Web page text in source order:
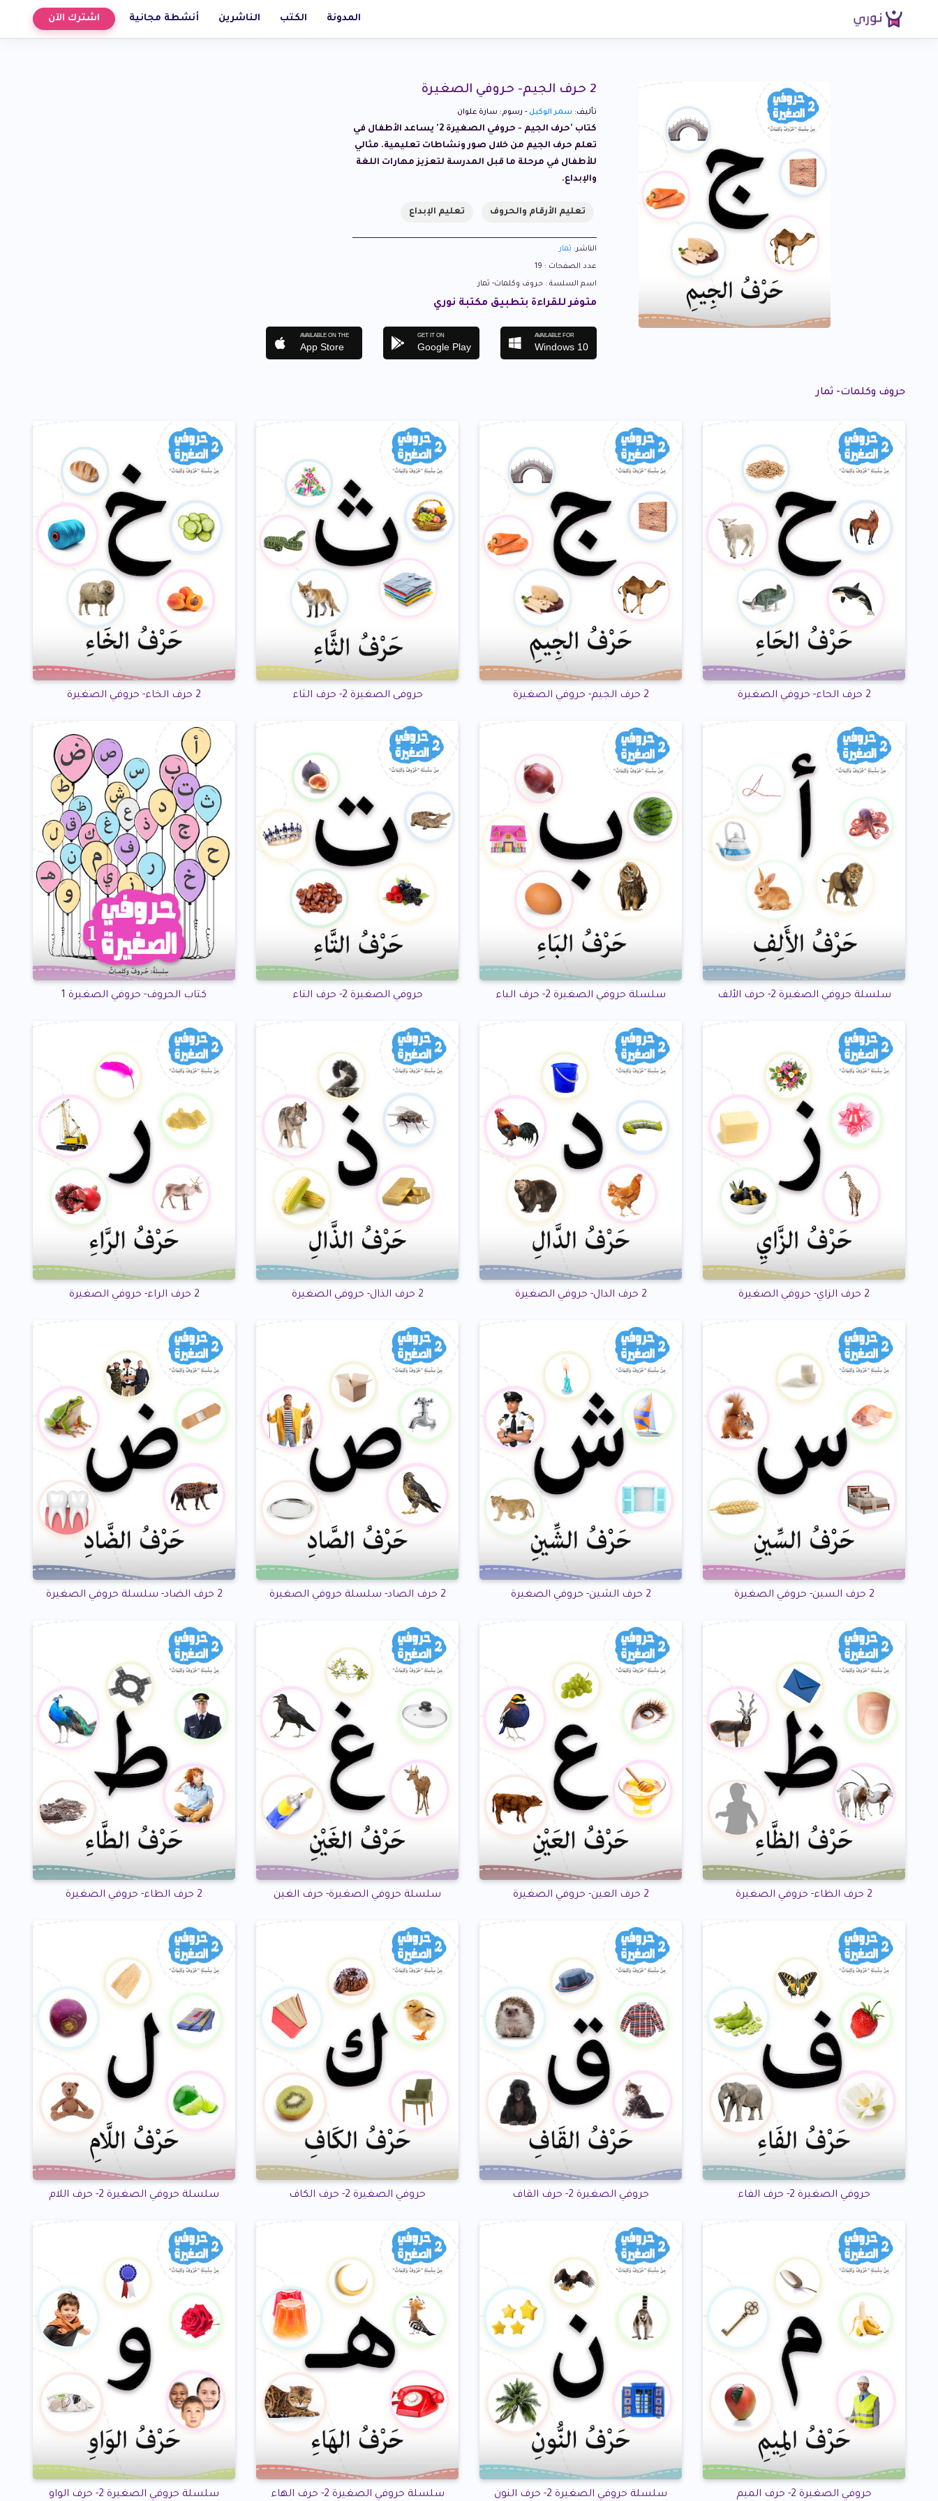
المدونة الكتب الناشرين أنشطة مجانية اشترك الآن
2 حرف الجيم- حروفي الصغيرة
تأليف: سمر الوكيل - رسوم: سارة علوان
كتاب 'حرف الجيم - حروفي الصغيرة 2' يساعد الأطفال في
تعلم حرف الجيم من خلال صور ونشاطات تعليمية. مثالي
للأطفال في مرحلة ما قبل المدرسة لتعزيز مهارات اللغة
والإبداع.
تعليم الأرقام والحروف تعليم الإبداع
الناشر: ثمار
عدد الصفحات : 19
اسم السلسة : حروف وكلمات- ثمار
متوفر للقراءة بتطبيق مكتبة نوري
AVAILABLE ON THE
App Store
GET IT ON
Google Play
AVAILABLE FOR
Windows 10
حروف وكلمات- ثمار
2 حرف الحاء- حروفي الصغيرة 2 حرف الجيم- حروفي الصغيرة حروفى الصغيرة 2- حرف الثاء 2 حرف الخاء- حروفي الصغيرة
سلسلة حروفي الصغيرة 2- حرف الألف سلسلة حروفي الصغيرة 2- حرف الباء حروفي الصغيرة 2- حرف التاء كتاب الحروف- حروفي الصغيرة 1
2 حرف الزاي- حروفي الصغيرة 2 حرف الدال- حروفي الصغيرة 2 حرف الذال- حروفي الصغيرة 2 حرف الراء- حروفي الصغيرة
2 حرف السين- حروفي الصغيرة 2 حرف الشين- حروفي الصغيرة 2 حرف الصاد- سلسلة حروفي الصغيرة 2 حرف الضاد- سلسلة حروفي الصغيرة
2 حرف الظاء- حروفي الصغيرة 2 حرف العين- حروفي الصغيرة سلسلة حروفي الصغيرة- حرف الغين 2 حرف الطاء- حروفي الصغيرة
حروفي الصغيرة 2- حرف الفاء حروفي الصغيرة 2- حرف القاف حروفي الصغيرة 2- حرف الكاف سلسلة حروفي الصغيرة 2- حرف اللام
حروفي الصغيرة 2- حرف الميم سلسلة حروفي الصغيرة 2- حرف النون سلسلة حروفي الصغيرة 2- حرف الهاء سلسلة حروفي الصغيرة 2- حرف الواو